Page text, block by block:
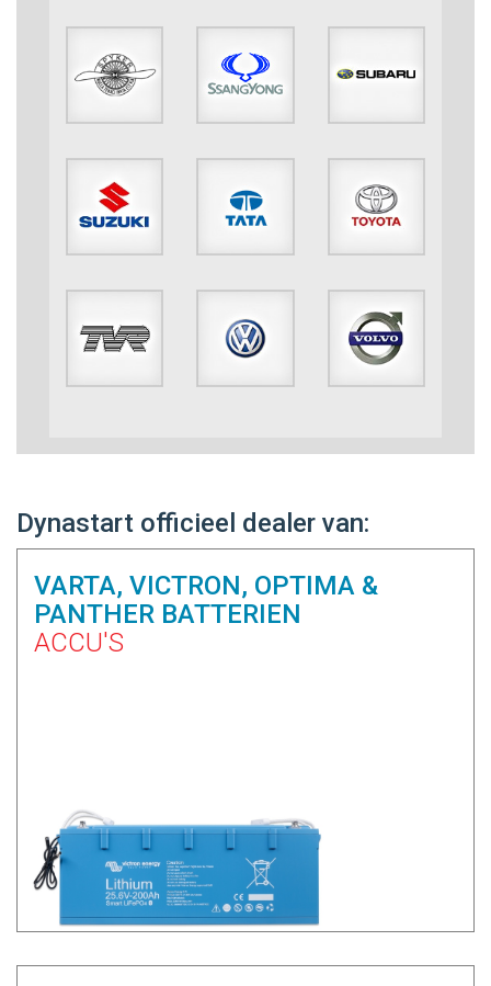
Dynastart officieel dealer van:
VARTA, VICTRON, OPTIMA &
PANTHER BATTERIEN
ACCU'S